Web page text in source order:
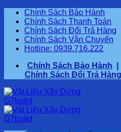
qua
dung
Chính Sách Bảo Hành
Chính Sách Thanh Toán
Chính Sách Đổi Trả Hàng
Chính Sách Vận Chuyển
Hotline: 0939.716.222
Chính Sách Bảo Hành
Chính Sách Đổi Trả Hàng